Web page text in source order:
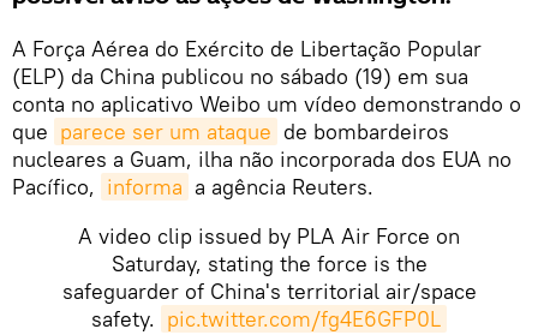
A Força Aérea do Exército de Libertação Popular
(ELP) da China publicou no sábado (19) em sua
conta no aplicativo Weibo um vídeo demonstrando o
que parece ser um ataque de bombardeiros
nucleares a Guam, ilha não incorporada dos EUA no
Pacífico, informa a agência Reuters.
A video clip issued by PLA Air Force on
Saturday, stating the force is the
safeguarder of China's territorial air/space
safety. pic.twitter.com/fg4E6GFP0L